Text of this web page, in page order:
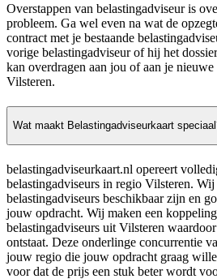
Overstappen van belastingadviseur is
probleem. Ga wel even na wat de
contract met je bestaande
vorige belastingadviseur of hij het
kan overdragen aan jou of aan je
Vilsteren.
Wat maakt Belastingadviseurkaart
belastingadviseurkaart.nl opereert
belastingadviseurs in regio Vilsteren.
belastingadviseurs beschikbaar zijn en
jouw opdracht. Wij maken een
belastingadviseurs uit Vilsteren
ontstaat. Deze onderlinge concurrentie
jouw regio die jouw opdracht graag
voor dat de prijs een stuk beter wordt